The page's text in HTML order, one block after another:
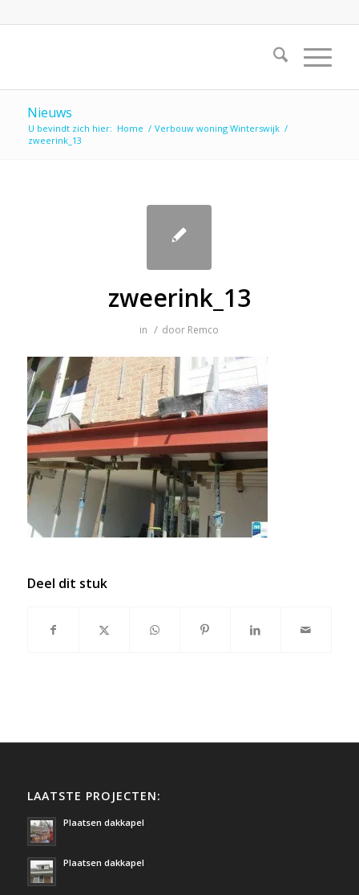
Nieuws
U bevindt zich hier: Home / Verbouw woning Winterswijk /
zweerink_13
zweerink_13
in / door Remco
Deel dit stuk
LAATSTE PROJECTEN:
Plaatsen dakkapel
Plaatsen dakkapel